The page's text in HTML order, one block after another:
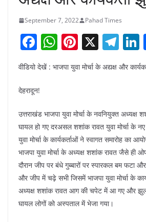
September 7, 2022 Pahad Times
F
a
c
e
b
o
o
k
W
at
A
p
p
Pi
nt
er
st
X T
el
e
a
m
n
वीडियो देखें : भाजपा युवा मोर्चा के अद्यक्ष और
देहरादून!
उत्तराखंड भाजपा युवा मोर्चा के नवनियुक्त अध्यक्ष
घायल हो गए दरअसल शशांक रावत युवा मोर्चा के
युवा मोर्चा के कार्यकर्ताओं ने स्वागत समारोह का
भाजपा युवा मोर्चा के अध्यक्ष शशांक रावत जैसे ही
दौरान जीप पर बंधे गुब्बारों पर स्पारकल बम फटा
और जीप में चढ़े सभी जिसमें भाजपा युवा मोर्चा के
अध्यक्ष शशांक रावत आग की चपेट में आ गए और
घायल लोगों को अस्पताल में भेजा गया।